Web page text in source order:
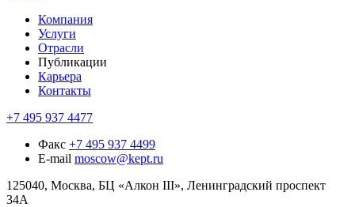
Компания
Услуги
Отрасли
Публикации
Карьера
Контакты
+7 495 937 4477
Факс +7 495 937 4499
E-mail moscow@kept.ru
125040, Москва, БЦ «Алкон III», Ленинградский проспект
34А